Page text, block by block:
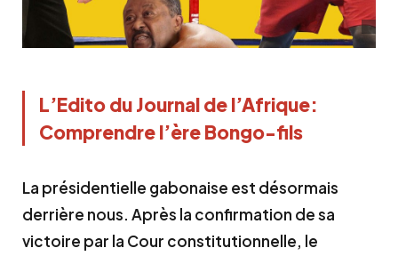
L’Edito du Journal de l’Afrique:
Comprendre l’ère Bongo-fils
La présidentielle gabonaise est désormais
derrière nous. Après la confirmation de sa
victoire par la Cour constitutionnelle, le